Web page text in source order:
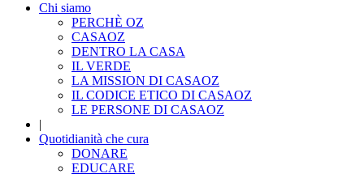
Chi siamo
PERCHÈ OZ
CASAOZ
DENTRO LA CASA
IL VERDE
LA MISSION DI CASAOZ
IL CODICE ETICO DI CASAOZ
LE PERSONE DI CASAOZ
|
Quotidianità che cura
DONARE
EDUCARE